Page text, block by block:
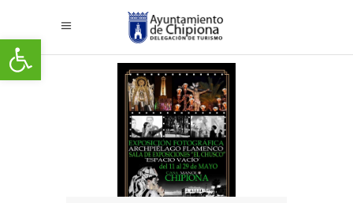
Abrir barra de herramientas